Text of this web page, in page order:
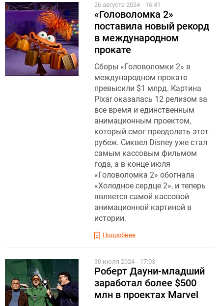
26 августа 2024 16:41
«Головоломка 2»
поставила новый рекорд
в международном
прокате
Сборы «Головоломки 2» в
международном прокате
превысили $1 млрд. Картина
Pixar оказалась 12 релизом за
все время и единственным
анимационным проектом,
который смог преодолеть этот
рубеж. Сиквел Disney уже стал
самым кассовым фильмом
года, а в конце июля
«Головоломка 2» обогнала
«Холодное сердце 2», и теперь
является самой кассовой
анимационной картиной в
истории.
Подробнее
30 июля 2024 17:03
Роберт Дауни-младший
заработал более $500
млн в проектах Marvel